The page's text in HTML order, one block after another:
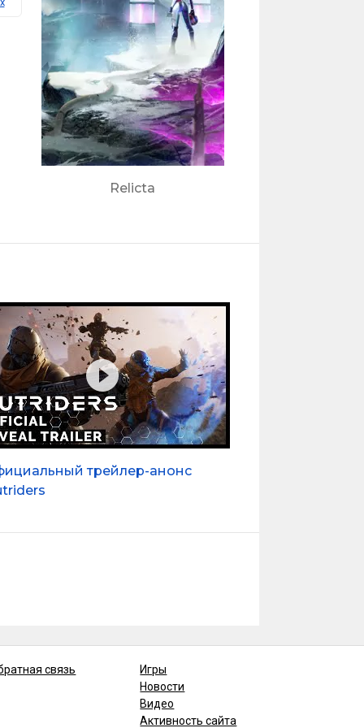
Relicta
трейлер-анонс
связь
Игры
Новости
Видео
Активность сайта